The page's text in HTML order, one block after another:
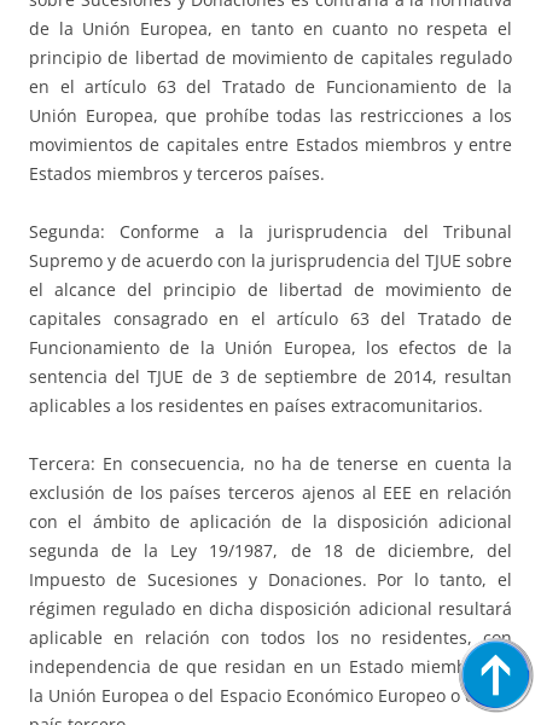
de la Unión Europea, en tanto en cuanto no respeta el
principio de libertad de movimiento de capitales regulado
en el artículo 63 del Tratado de Funcionamiento de la
Unión Europea, que prohíbe todas las restricciones a los
movimientos de capitales entre Estados miembros y entre
Estados miembros y terceros países.
Segunda: Conforme a la jurisprudencia del Tribunal
Supremo y de acuerdo con la jurisprudencia del TJUE sobre
el alcance del principio de libertad de movimiento de
capitales consagrado en el artículo 63 del Tratado de
Funcionamiento de la Unión Europea, los efectos de la
sentencia del TJUE de 3 de septiembre de 2014, resultan
aplicables a los residentes en países extracomunitarios.
Tercera: En consecuencia, no ha de tenerse en cuenta la
exclusión de los países terceros ajenos al EEE en relación
con el ámbito de aplicación de la disposición adicional
segunda de la Ley 19/1987, de 18 de diciembre, del
Impuesto de Sucesiones y Donaciones. Por lo tanto, el
régimen regulado en dicha disposición adicional resultará
aplicable en relación con todos los no residentes, con
independencia de que residan en un Estado miembro de
la Unión Europea o del Espacio Económico Europeo o en un